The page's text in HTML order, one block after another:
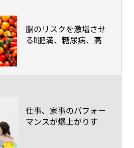
​脳のリスクを激増させ
る⁉肥満、糖尿病、高
​仕事、家事のパフォー
マンスが爆上がりす